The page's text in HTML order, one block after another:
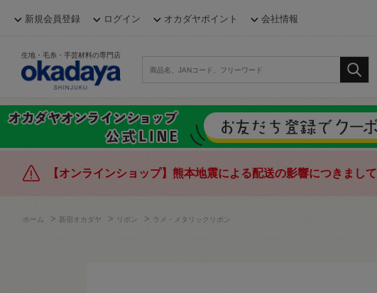
新規会員登録 ログイン オカダヤポイント 会社情報
生地・毛糸・手芸材料の専門店
【オンラインショップ】熊本地震による配送の影響につきまして
ホーム > 新宿オカダヤ > リボン > ラメ・メタリックリボン